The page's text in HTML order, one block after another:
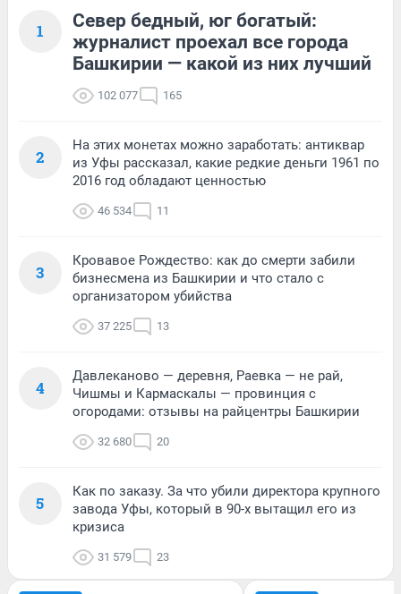
1
Север бедный, юг богатый:
журналист проехал все города
Башкирии — какой из них лучший
102 077 165
2
На этих монетах можно заработать: антиквар
из Уфы рассказал, какие редкие деньги 1961 по
2016 год обладают ценностью
46 534 11
3
Кровавое Рождество: как до смерти забили
бизнесмена из Башкирии и что стало с
организатором убийства
37 225 13
4
Давлеканово — деревня, Раевка — не рай,
Чишмы и Кармаскалы — провинция с
огородами: отзывы на райцентры Башкирии
32 680 20
5
Как по заказу. За что убили директора крупного
завода Уфы, который в 90-х вытащил его из
кризиса
31 579 23